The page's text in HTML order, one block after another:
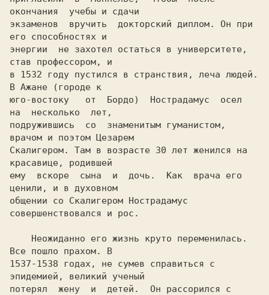
окончания  учебы и сдачи
экзаменов  вручить  докторский диплом. Он при
его способностях и
энергии  не захотел остаться в университете,
став профессором, и
в 1532 году пустился в странствия, леча людей.
В Ажане (городе к
юго-востоку   от  Бордо)  Нострадамус  осел
на  несколько  лет,
подружившись  со  знаменитым гуманистом,
врачом и поэтом Цезарем
Скалигером. Там в возрасте 30 лет женился на
красавице, родившей
ему  вскоре  сына  и  дочь.  Как  врача его
ценили, и в духовном
общении со Скалигером Нострадамус
совершенствовался и рос.
Все пошло прахом. В
1537-1538 годах, не сумев справиться с
эпидемией, великий ученый
потерял  жену  и  детей.  Он рассорился с